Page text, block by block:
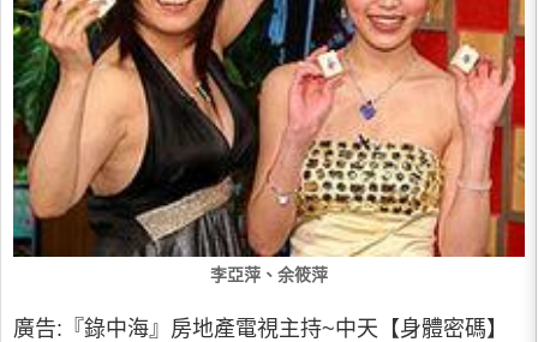
李亞萍、余筱萍
廣告:『錄中海』房地產電視主持~中天【身體密碼】